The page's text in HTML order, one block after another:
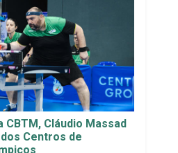
CBTM, Cláudio Massad
Centros de